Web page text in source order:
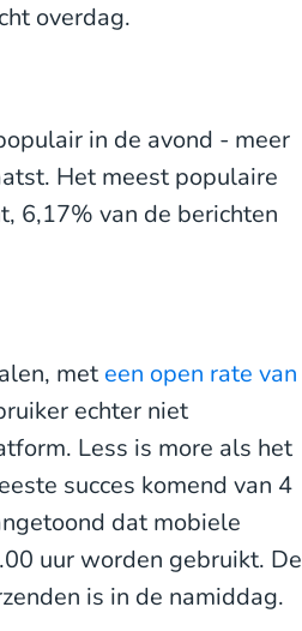
overdag.
in de avond - meer
Het meest populaire
6,17% van de berichten
met een open rate van
echter niet
Less is more als het
succes komend van 4
dat mobiele
uur worden gebruikt. De
is in de namiddag.